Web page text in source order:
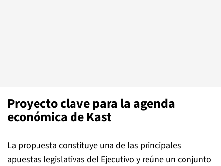
Proyecto clave para la agenda
económica de Kast
La propuesta constituye una de las principales
apuestas legislativas del Ejecutivo y reúne un conjunto